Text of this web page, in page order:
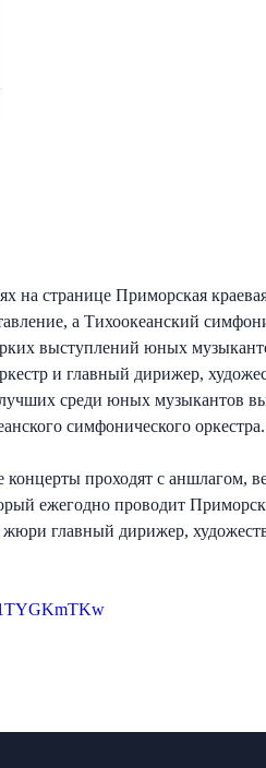
на странице Приморская
а Тихоокеанский
выступлений юных
и главный дирижер,
среди юных музыкантов
симфонического
проходят с аншлагом,
ежегодно проводит
главный дирижер,